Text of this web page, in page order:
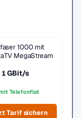
1000 mit
MegaStream
1 GBit/s
Telefonflat
Tarif sichern